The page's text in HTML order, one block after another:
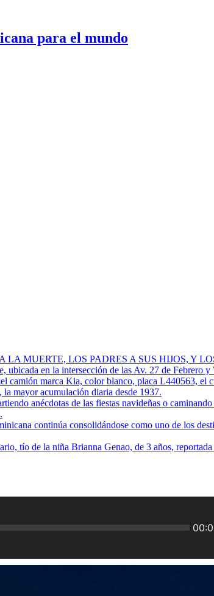
para el mundo
MUERTE, LOS PADRES A SUS HIJOS, Y
ubicada en la intersección de las Av. 27 de Febrero
marca Kia, color blanco, placa L440563, el
mayor acumulación diaria desde 1937.
anécdotas de las fiestas navideñas o
continúa consolidándose como uno de los
tío de la niña Brianna Genao, de 3 años,